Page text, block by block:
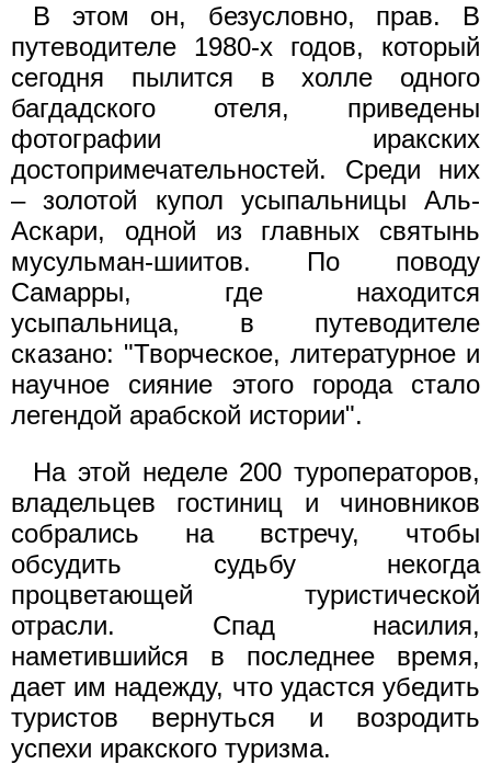
В этом он, безусловно, прав. В
путеводителе 1980-х годов, который
сегодня пылится в холле одного
багдадского отеля, приведены
фотографии иракских
достопримечательностей. Среди них
– золотой купол усыпальницы Аль-
Аскари, одной из главных святынь
мусульман-шиитов. По поводу
Самарры, где находится
усыпальница, в путеводителе
сказано: "Творческое, литературное и
научное сияние этого города стало
легендой арабской истории".
На этой неделе 200 туроператоров,
владельцев гостиниц и чиновников
собрались на встречу, чтобы
обсудить судьбу некогда
процветающей туристической
отрасли. Спад насилия,
наметившийся в последнее время,
дает им надежду, что удастся убедить
туристов вернуться и возродить
успехи иракского туризма.